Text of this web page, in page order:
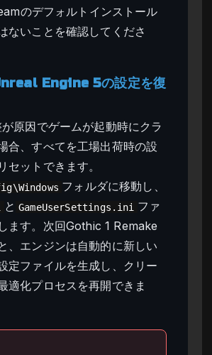
のデフォルトインストール
ないことを確認してくださ
Engine 5の設定を復
原因でゲームが起動時にクラ
合、すべてを工場出荷時の設
セットできます。
フォルダに移動し、
と GameUserSettings.ini ファ
ます。次回Gothic 1 Remake
、エンジンは自動的に新しい
定ファイルを生成し、クリー
適化プロセスを再開できま